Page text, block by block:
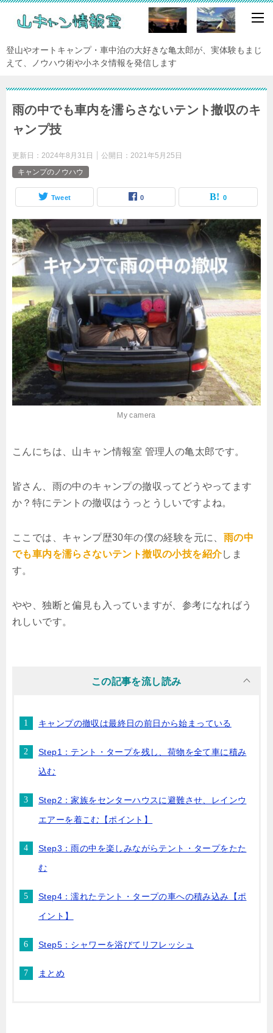
登山やオートキャンプ・車中泊の大好きな亀太郎が、実体験もまじ
えて、ノウハウ術や小ネタ情報を発信します
雨の中でも車内を濡らさないテント撤収のキ
ャンプ技
更新日： 2024年8月31日 公開日： 2021年5月25日
キャンプのノウハウ
Tweet 0 0
My camera
こんにちは、山キャン情報室 管理人の亀太郎です。
皆さん、雨の中のキャンプの撤収ってどうやってます
か？特にテントの撤収はうっとうしいですよね。
ここでは、キャンプ歴30年の僕の経験を元に、 雨の中
でも車内を濡らさないテント撤収の小技を紹介しま
す。
やや、独断と偏見も入っていますが、参考になればう
れしいです。
キャンプの撤収は最終日の前日から始まっている
Step1：テント・タープを残し、荷物を全て車に積み
込む
Step2：家族をセンターハウスに避難させ、レインウ
エアーを着こむ【ポイント】
Step3：雨の中を楽しみながらテント・タープをたた
む
Step4：濡れたテント・タープの車への積み込み【ポ
イント】
Step5：シャワーを浴びてリフレッシュ
まとめ